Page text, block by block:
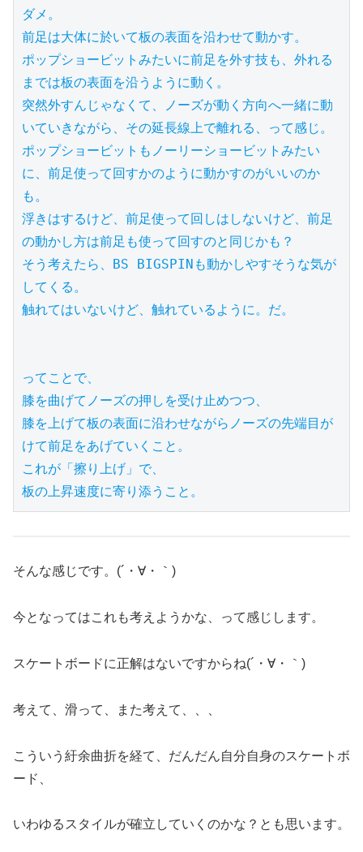
ダメ。
前足は大体に於いて板の表面を沿わせて動かす。
ポップショービットみたいに前足を外す技も、外れる
までは板の表面を沿うように動く。
突然外すんじゃなくて、ノーズが動く方向へ一緒に動
いていきながら、その延長線上で離れる、って感じ。
ポップショービットもノーリーショービットみたい
に、前足使って回すかのように動かすのがいいのか
も。
浮きはするけど、前足使って回しはしないけど、前足
の動かし方は前足も使って回すのと同じかも？
そう考えたら、BS BIGSPINも動かしやすそうな気が
してくる。
触れてはいないけど、触れているように。だ。
ってことで、
膝を曲げてノーズの押しを受け止めつつ、
膝を上げて板の表面に沿わせながらノーズの先端目が
けて前足をあげていくこと。
これが「擦り上げ」で、
板の上昇速度に寄り添うこと。
そんな感じです。(´・∀・｀)
今となってはこれも考えようかな、って感じします。
スケートボードに正解はないですからね(´・∀・｀)
考えて、滑って、また考えて、、、
こういう紆余曲折を経て、だんだん自分自身のスケートボ
ード、
いわゆるスタイルが確立していくのかな？とも思います。